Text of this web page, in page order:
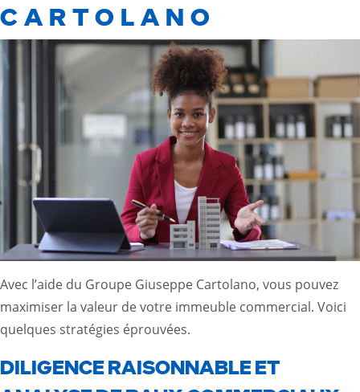
CARTOLANO
Avec l’aide du Groupe Giuseppe Cartolano, vous pouvez
maximiser la valeur de votre immeuble commercial. Voici
quelques stratégies éprouvées.
DILIGENCE RAISONNABLE ET